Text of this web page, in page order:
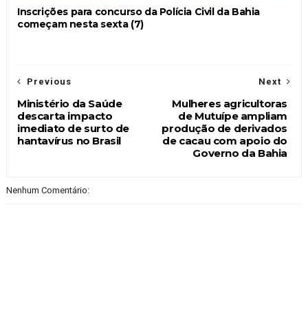
Inscrições para concurso da Polícia Civil da Bahia
começam nesta sexta (7)
Next
Mulheres agricultoras
de Mutuípe ampliam
produção de derivados
de cacau com apoio do
Governo da Bahia
Previous
Ministério da Saúde
descarta impacto
imediato de surto de
hantavírus no Brasil
Nenhum Comentário: